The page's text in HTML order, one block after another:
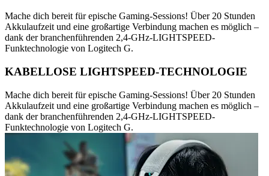
Mache dich bereit für epische Gaming-Sessions! Über 20 Stunden
Akkulaufzeit und eine großartige Verbindung machen es möglich –
dank der branchenführenden 2,4-GHz-LIGHTSPEED-
Funktechnologie von Logitech G.
KABELLOSE LIGHTSPEED-TECHNOLOGIE
Mache dich bereit für epische Gaming-Sessions! Über 20 Stunden
Akkulaufzeit und eine großartige Verbindung machen es möglich –
dank der branchenführenden 2,4-GHz-LIGHTSPEED-
Funktechnologie von Logitech G.